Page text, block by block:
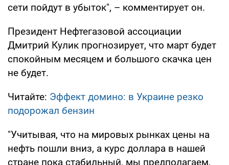
сети пойдут в убыток", – комментирует он.
Президент Нефтегазовой ассоциации
Дмитрий Кулик прогнозирует, что март будет
спокойным месяцем и большого скачка цен
не будет.
Читайте: Эффект домино: в Украине резко
подорожал бензин
"Учитывая, что на мировых рынках цены на
нефть пошли вниз, а курс доллара в нашей
стране пока стабильный, мы предполагаем,